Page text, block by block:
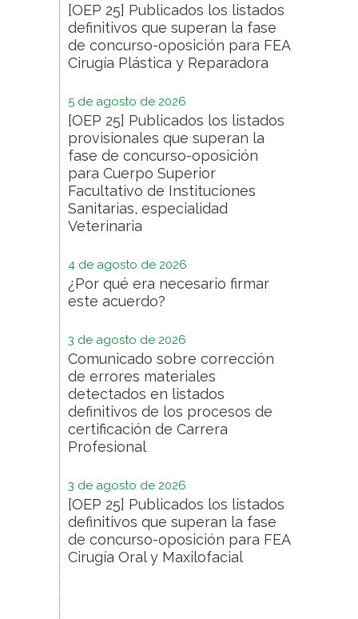
[OEP 25] Publicados los listados
definitivos que superan la fase
de concurso-oposición para FEA
Cirugía Plástica y Reparadora
5 de agosto de 2026
[OEP 25] Publicados los listados
provisionales que superan la
fase de concurso-oposición
para Cuerpo Superior
Facultativo de Instituciones
Sanitarias, especialidad
Veterinaria
4 de agosto de 2026
¿Por qué era necesario firmar
este acuerdo?
3 de agosto de 2026
Comunicado sobre corrección
de errores materiales
detectados en listados
definitivos de los procesos de
certificación de Carrera
Profesional
3 de agosto de 2026
[OEP 25] Publicados los listados
definitivos que superan la fase
de concurso-oposición para FEA
Cirugía Oral y Maxilofacial